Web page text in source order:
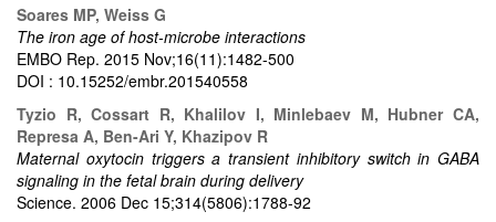
Soares MP, Weiss G
The iron age of host-microbe interactions
EMBO Rep. 2015 Nov;16(11):1482-500
DOI : 10.15252/embr.201540558
Tyzio R, Cossart R, Khalilov I, Minlebaev M, Hubner CA,
Represa A, Ben-Ari Y, Khazipov R
Maternal oxytocin triggers a transient inhibitory switch in GABA
signaling in the fetal brain during delivery
Science. 2006 Dec 15;314(5806):1788-92